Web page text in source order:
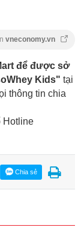
vneconomy.vn
để được sở
Kids" tại
thông tin chia
Hotline
Chia sẻ